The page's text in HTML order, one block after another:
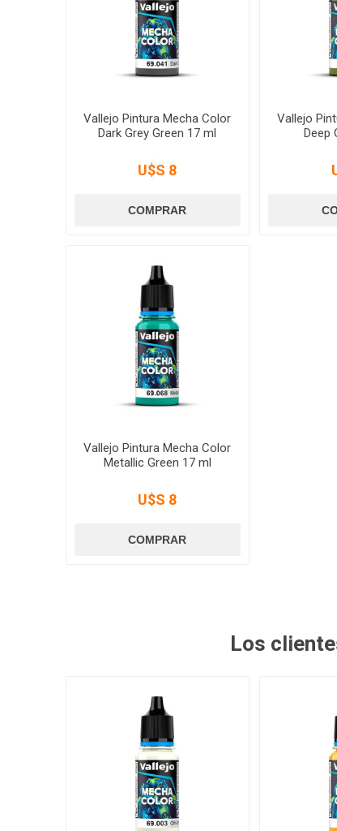
Vallejo Pintura Mecha Color
Dark Grey Green 17 ml
U$S 8
Vallejo
Deep
Vallejo Pintura Mecha Color
Metallic Green 17 ml
U$S 8
Los